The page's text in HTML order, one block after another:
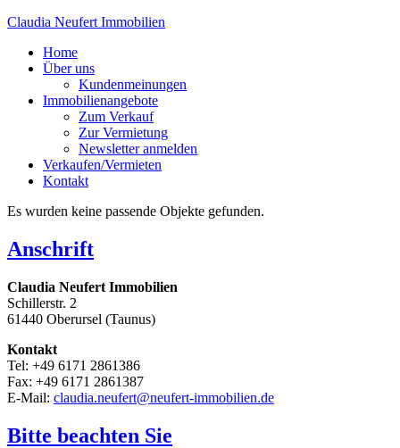
Claudia Neufert Immobilien
Home
Über uns
Kundenmeinungen
Immobilienangebote
Zum Verkauf
Zur Vermietung
Newsletter anmelden
Verkaufen/Vermieten
Kontakt
Es wurden keine passende Objekte gefunden.
Anschrift
Claudia Neufert Immobilien
Schillerstr. 2
61440 Oberursel (Taunus)
Kontakt
Tel: +49 6171 2861386
Fax: +49 6171 2861387
E-Mail: claudia.neufert@neufert-immobilien.de
Bitte beachten Sie